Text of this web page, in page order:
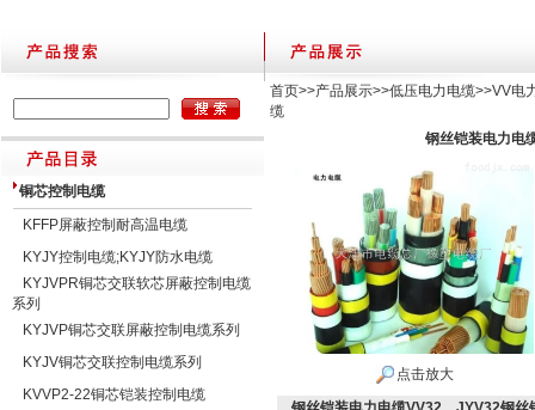
铜芯控制电缆
KFFP屏蔽控制耐高温电缆
KYJY控制电缆;KYJY防水电缆
KYJVPR铜芯交联软芯屏蔽控制电缆
系列
KYJVP铜芯交联屏蔽控制电缆系列
KYJV铜芯交联控制电缆系列
KVVP2-22铜芯铠装控制电缆
首页>>产品展示>>低压电力电缆>>VV电
缆
钢丝铠装电力电
点击放大